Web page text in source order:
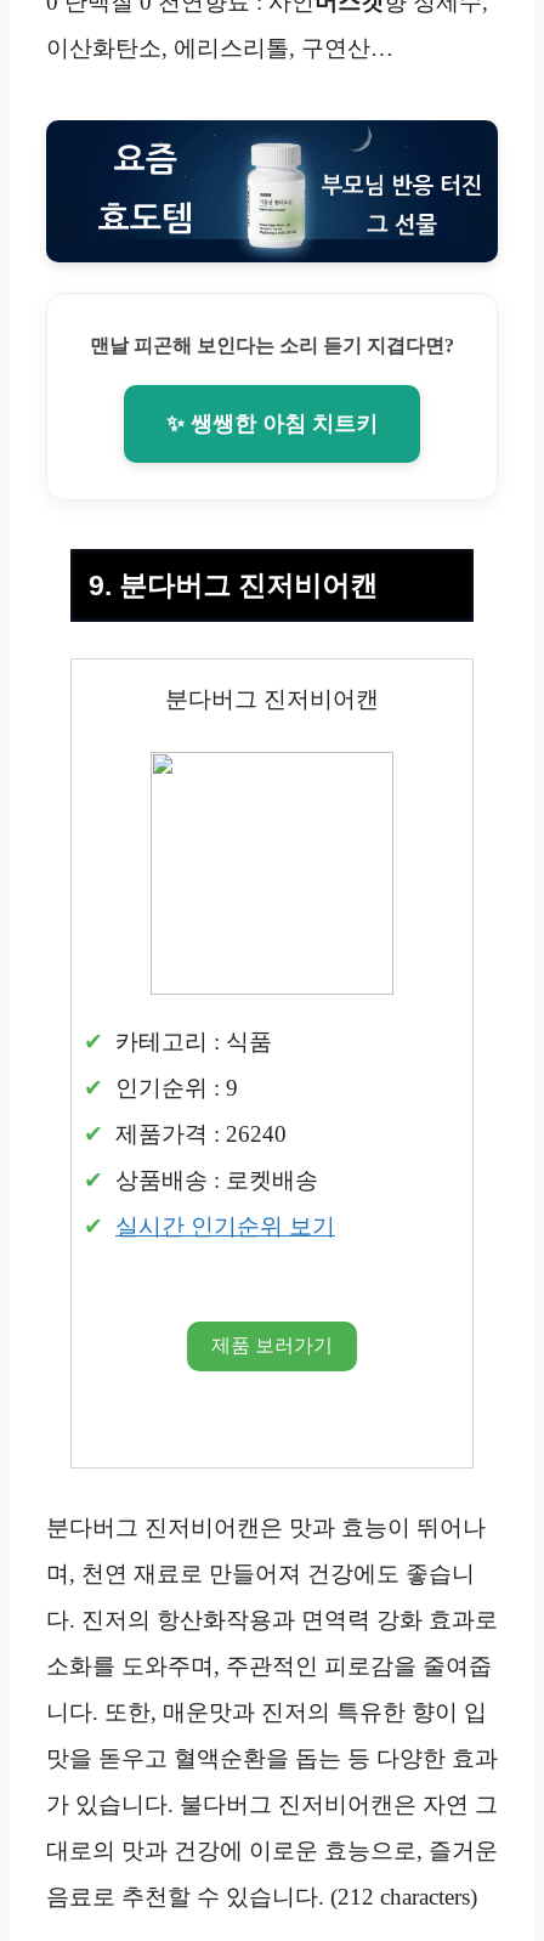
이산화탄소, 에리스리톨, 구연산…
맨날 피곤해 보인다는 소리 듣기 지겹다면?
✨ 쌩쌩한 아침 치트키
9. 분다버그 진저비어캔
분다버그 진저비어캔
카테고리 : 식품
인기순위 : 9
제품가격 : 26240
상품배송 : 로켓배송
실시간 인기순위 보기
제품 보러가기
분다버그 진저비어캔은 맛과 효능이 뛰어나
며, 천연 재료로 만들어져 건강에도 좋습니
다. 진저의 항산화작용과 면역력 강화 효과로
소화를 도와주며, 주관적인 피로감을 줄여줍
니다. 또한, 매운맛과 진저의 특유한 향이 입
맛을 돋우고 혈액순환을 돕는 등 다양한 효과
가 있습니다. 불다버그 진저비어캔은 자연 그
대로의 맛과 건강에 이로운 효능으로, 즐거운
음료로 추천할 수 있습니다. (212 characters)